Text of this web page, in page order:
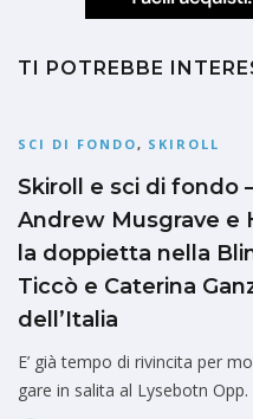
TI POTREBBE
SCI DI FONDO, SKIROLL
Skiroll e sci di fondo
Andrew Musgrave e
la doppietta nella
Ticcò e Caterina
dell’Italia
E’ già tempo di rivincita per
gare in salita al Lysebotn